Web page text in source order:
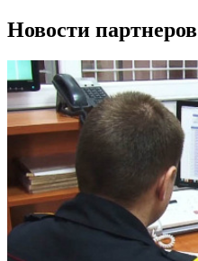
Новости партнеров